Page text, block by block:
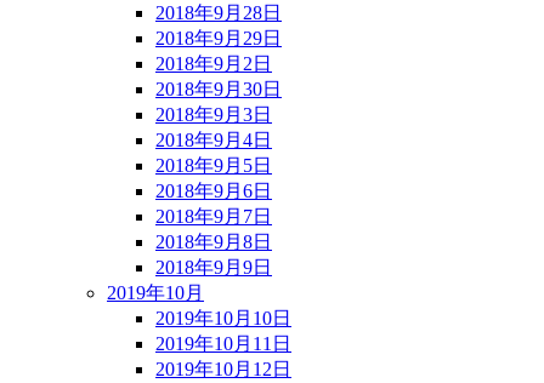
2018年9月28日
2018年9月29日
2018年9月2日
2018年9月30日
2018年9月3日
2018年9月4日
2018年9月5日
2018年9月6日
2018年9月7日
2018年9月8日
2018年9月9日
2019年10月
2019年10月10日
2019年10月11日
2019年10月12日